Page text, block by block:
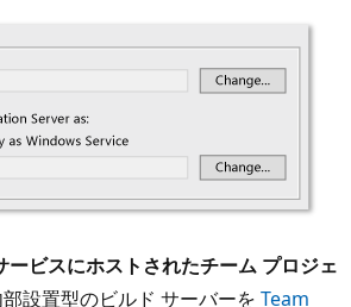
ビスにホストされたチーム プロジェ
部設置型のビルド サーバーを Team